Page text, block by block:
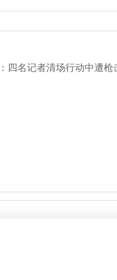
名记者清场行动中遭枪